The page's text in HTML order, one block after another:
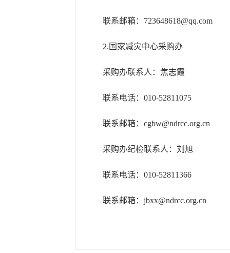
联系邮箱：723648618@qq.com
2. 国家减灾中心采购办
采购办联系人：焦志霞
联系电话：010-52811075
联系邮箱：cgbw@ndrcc.org.cn
采购办纪检联系人：刘旭
联系电话：010-52811366
联系邮箱：jbxx@ndrcc.org.cn